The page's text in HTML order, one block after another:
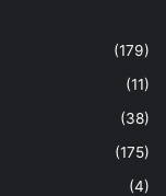
(179)
(11)
(38)
(175)
(4)